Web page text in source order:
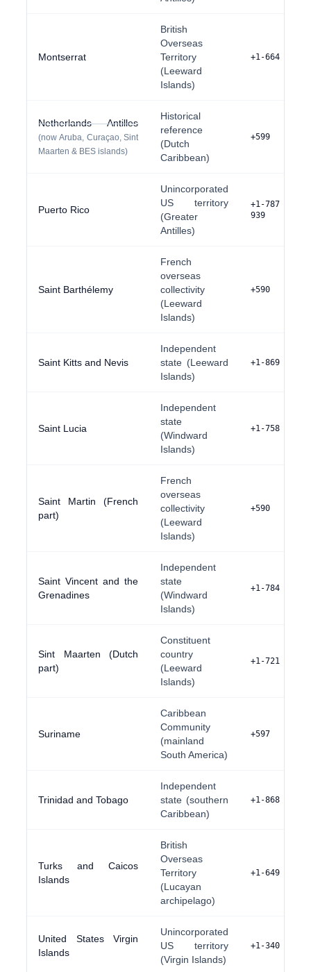
Montserrat
British
Overseas
Territory
(Leeward
Islands)
+1-664
Netherlands Antilles
(now Aruba, Curaçao, Sint
Maarten & BES islands)
Historical
reference
(Dutch
Caribbean)
+599
Puerto Rico
Unincorporated
US territory
(Greater
Antilles)
+1-787 /
939
Saint Barthélemy
French
overseas
collectivity
(Leeward
Islands)
+590
Saint Kitts and Nevis
Independent
state (Leeward
Islands)
+1-869
Saint Lucia
Independent
state
(Windward
Islands)
+1-758
Saint Martin (French
part)
French
overseas
collectivity
(Leeward
Islands)
+590
Saint Vincent and the
Grenadines
Independent
state
(Windward
Islands)
+1-784
Sint Maarten (Dutch
part)
Constituent
country
(Leeward
Islands)
+1-721
Suriname
Caribbean
Community
(mainland
South America)
+597
Trinidad and Tobago
Independent
state (southern
Caribbean)
+1-868
Turks and Caicos
Islands
British
Overseas
Territory
(Lucayan
archipelago)
+1-649
United States Virgin
Islands
Unincorporated
US territory
(Virgin Islands)
+1-340